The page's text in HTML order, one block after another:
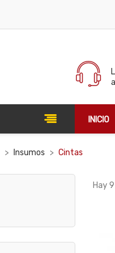
INICIO
Insumos Cintas
Hay